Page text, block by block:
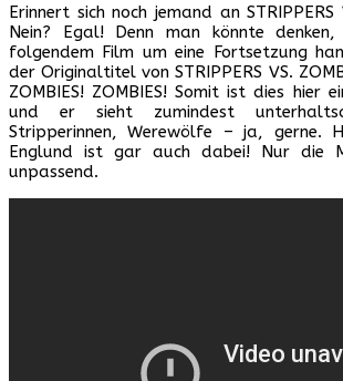
Erinnert sich noch jemand an STRIPPERS
Nein? Egal! Denn man könnte
folgendem Film um eine Fortsetzung
der Originaltitel von STRIPPERS VS.
ZOMBIES! ZOMBIES! Somit ist dies hier
und er sieht zumindest
Stripperinnen, Werewölfe – ja, gerne.
Englund ist gar auch dabei! Nur die
unpassend.